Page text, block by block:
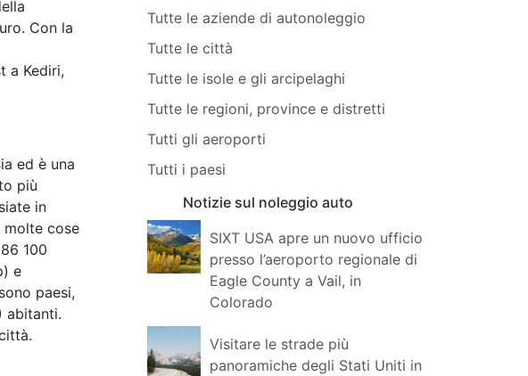
Con la
a Kediri,
ed è una
più
in
cose
100
e
paesi,
abitanti.
Tutte le aziende di autonoleggio
Tutte le città
Tutte le isole e gli arcipelaghi
Tutte le regioni, province e distretti
Tutti gli aeroporti
Tutti i paesi
Notizie sul noleggio auto
SIXT USA apre un nuovo ufficio
presso l’aeroporto regionale di
Eagle County a Vail, in
Colorado
Visitare le strade più
panoramiche degli Stati Uniti in